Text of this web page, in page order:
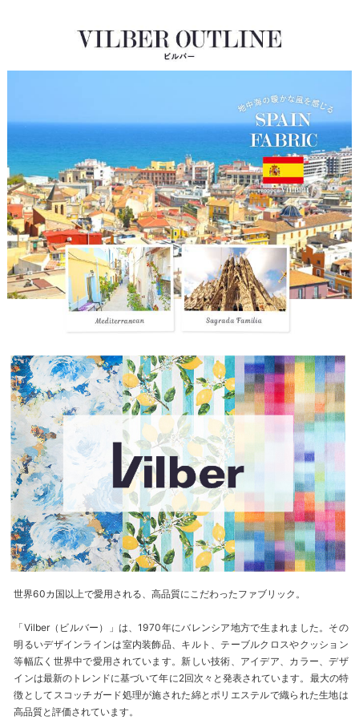
世界60カ国以上で愛用される、高品質にこだわったファブリック。
「Vilber（ビルバー）」は、1970年にバレンシア地方で生まれました。その
明るいデザインラインは室内装飾品、キルト、テーブルクロスやクッション
等幅広く世界中で愛用されています。新しい技術、アイデア、カラー、デザ
インは最新のトレンドに基づいて年に2回次々と発表されています。最大の特
徴としてスコッチガード処理が施された綿とポリエステルで織られた生地は
高品質と評価されています。